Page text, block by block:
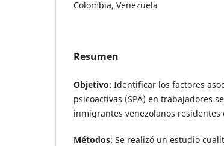
Colombia, Venezuela
Resumen
Objetivo: Identificar los factores
psicoactivas (SPA) en trabajadores
inmigrantes venezolanos residentes
Métodos: Se realizó un estudio